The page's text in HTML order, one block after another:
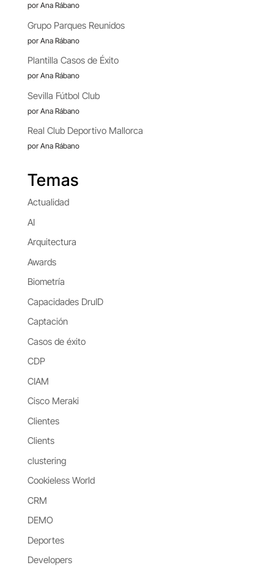
por Ana Rábano
Grupo Parques Reunidos
por Ana Rábano
Plantilla Casos de Éxito
por Ana Rábano
Sevilla Fútbol Club
por Ana Rábano
Real Club Deportivo Mallorca
por Ana Rábano
Temas
Actualidad
AI
Arquitectura
Awards
Biometría
Capacidades DruID
Captación
Casos de éxito
CDP
CIAM
Cisco Meraki
Clientes
Clients
clustering
Cookieless World
CRM
DEMO
Deportes
Developers